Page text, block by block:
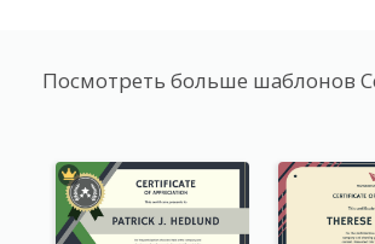
Посмотреть больше шаблонов